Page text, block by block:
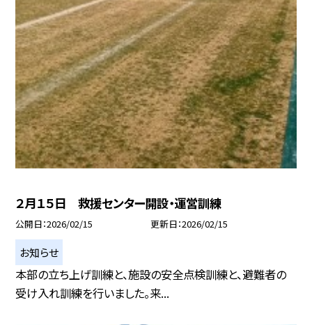
２月１５日 救援センター開設・運営訓練
公開日 2026/02/15 更新日 2026/02/15
お知らせ
本部の立ち上げ訓練と、施設の安全点検訓練と、避難者の
受け入れ訓練を行いました。来...